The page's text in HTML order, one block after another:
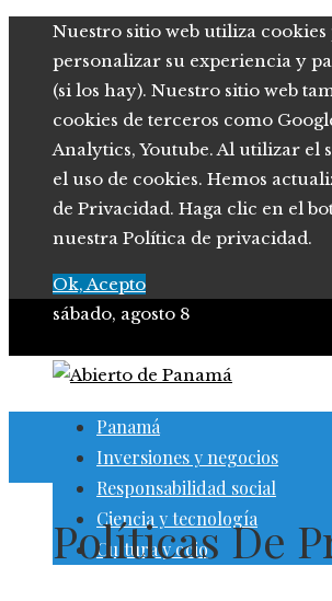
Nuestro sitio web utiliza
personalizar su experiencia y
(si los hay). Nuestro sitio web
cookies de terceros como
Analytics, Youtube. Al utilizar el
el uso de cookies. Hemos
de Privacidad. Haga clic en el
nuestra Política de privacidad.
Ok, Acepto
sábado, agosto 8
Panamá
Inversiones y negocios
Responsabilidad social
Ciencia y tecnología
Cultura y ocio
Políticas De